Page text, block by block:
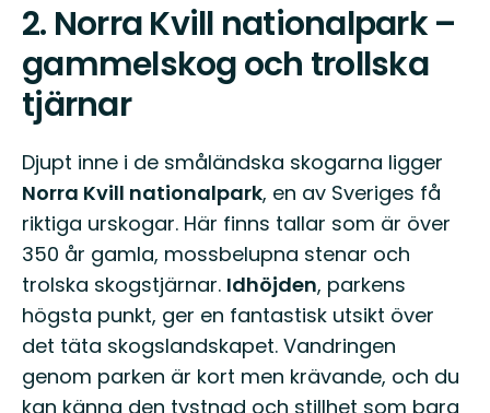
2. Norra Kvill nationalpark –
gammelskog och trollska
tjärnar
Djupt inne i de småländska skogarna ligger
Norra Kvill nationalpark, en av Sveriges få
riktiga urskogar. Här finns tallar som är över
350 år gamla, mossbelupna stenar och
trolska skogstjärnar. Idhöjden, parkens
högsta punkt, ger en fantastisk utsikt över
det täta skogslandskapet. Vandringen
genom parken är kort men krävande, och du
kan känna den tystnad och stillhet som bara